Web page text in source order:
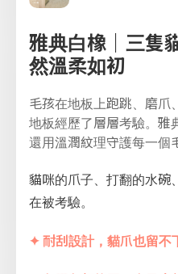
雅典白橡｜三隻
然溫柔如初
毛孩在地板上跑跳、磨爪
地板經歷了層層考驗。雅
還用溫潤紋理守護每一個
貓咪的爪子、打翻的水碗
在被考驗。
✦ 耐刮設計，貓爪也留不